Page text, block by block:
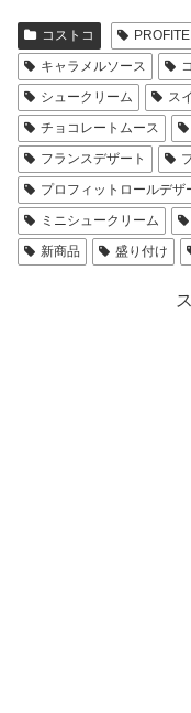
コストコ
キャラメルソース
シュークリーム
ス
チョコレートムース
フランスデザート
プロフィットロールデザ
ミニシュークリーム
新商品
盛り付け